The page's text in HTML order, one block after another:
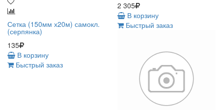
Сетка (150мм х20м) самокл.
(серпянка)
135
В корзину
Быстрый заказ
2 305
В корзину
Быстрый заказ